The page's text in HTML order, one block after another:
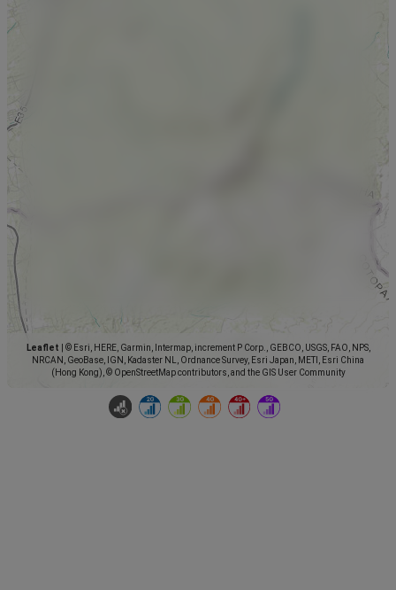
Leaflet
© Esri, HERE, Garmin, Intermap, increment P Corp., GEBCO, USGS, FAO, NPS,
NRCAN, GeoBase, IGN, Kadaster NL, Ordnance Survey, Esri Japan, METI, Esri China
(Hong Kong), © OpenStreetMap contributors, and the GIS User Community